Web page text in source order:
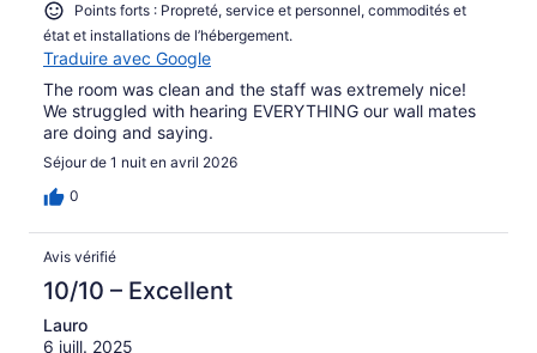
Points forts : Propreté, service et personnel, commodités et
état et installations de l’hébergement.
Traduire avec Google
The room was clean and the staff was extremely nice!
We struggled with hearing EVERYTHING our wall mates
are doing and saying.
Séjour de 1 nuit en avril 2026
0
Avis vérifié
10/10 – Excellent
Lauro
6 juill. 2025